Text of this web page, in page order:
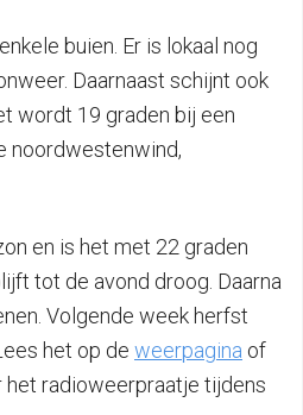
buien. Er is lokaal nog
Daarnaast schijnt ook
wordt 19 graden bij een
noordwestenwind,
en is het met 22 graden
tot de avond droog. Daarna
Volgende week herfst
het op de weerpagina of
het radioweerpraatje tijdens